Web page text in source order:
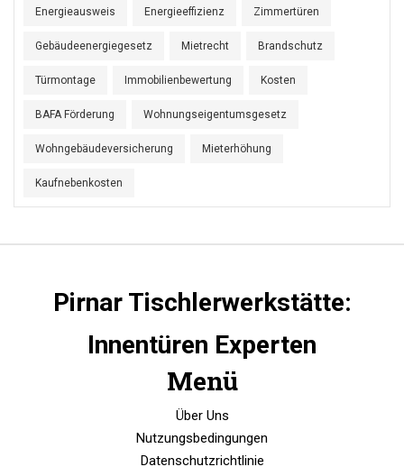
Energieausweis Energieeffizienz Zimmertüren
Gebäudeenergiegesetz Mietrecht Brandschutz
Türmontage Immobilienbewertung Kosten
BAFA Förderung Wohnungseigentumsgesetz
Wohngebäudeversicherung Mieterhöhung
Kaufnebenkosten
Pirnar Tischlerwerkstätte:
Innentüren Experten
Menü
Über Uns
Nutzungsbedingungen
Datenschutzrichtlinie